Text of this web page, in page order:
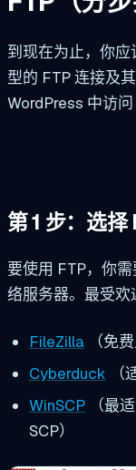
到现在为止，你
型的 FTP 连接及
WordPress 中访问
第 1 步：选择
要使用 FTP，你
络服务器。最受欢
FileZilla（免费
Cyberduck （
WinSCP（最适
SCP）